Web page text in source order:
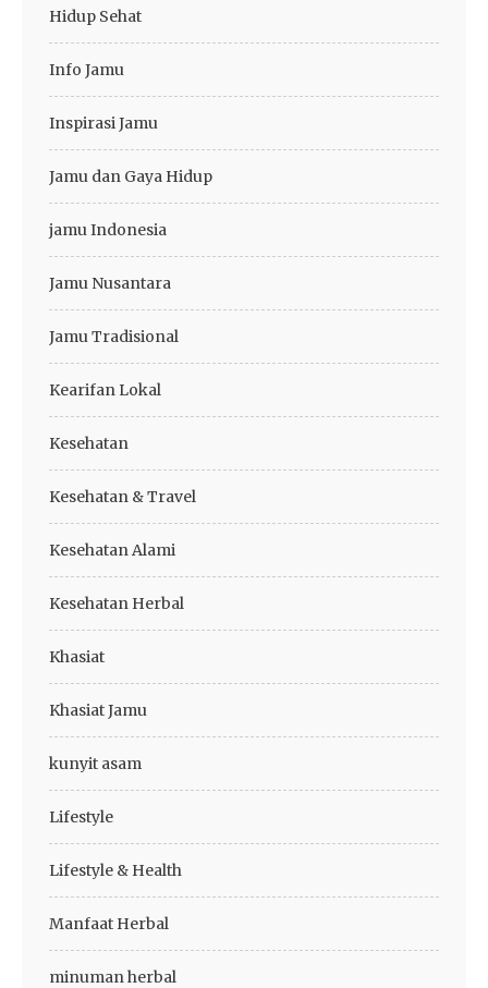
Hidup Sehat
Info Jamu
Inspirasi Jamu
Jamu dan Gaya Hidup
jamu Indonesia
Jamu Nusantara
Jamu Tradisional
Kearifan Lokal
Kesehatan
Kesehatan & Travel
Kesehatan Alami
Kesehatan Herbal
Khasiat
Khasiat Jamu
kunyit asam
Lifestyle
Lifestyle & Health
Manfaat Herbal
minuman herbal